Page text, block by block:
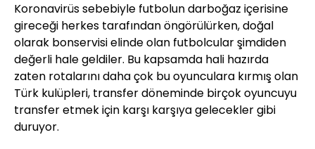
Koronavirüs sebebiyle futbolun darboğaz içerisine
gireceği herkes tarafından öngörülürken, doğal
olarak bonservisi elinde olan futbolcular şimdiden
değerli hale geldiler. Bu kapsamda hali hazırda
zaten rotalarını daha çok bu oyunculara kırmış olan
Türk kulüpleri, transfer döneminde birçok oyuncuyu
transfer etmek için karşı karşıya gelecekler gibi
duruyor.